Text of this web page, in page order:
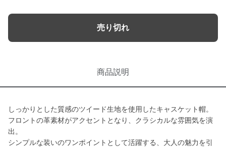
売り切れ
商品説明
しっかりとした質感のツイード生地を使用したキャスケット帽。
フロントの革素材がアクセントとなり、クラシカルな雰囲気を演
出。
シンプルな装いのワンポイントとして活躍する、大人の魅力を引